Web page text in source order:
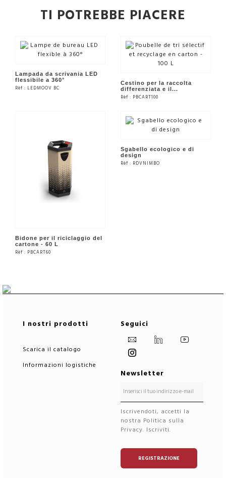
TI POTREBBE PIACERE
Lampada da scrivania LED
flessibile a 360°
Rèf : LEDMOOV BC
VEDERE IL PRODOTTO
Cestino per la raccolta
differenziata e il...
Rèf : PBCART100
Bidone per il riciclaggio del
cartone - 60 L
Rèf : PBCART60
Sgabello ecologico e di
design
Rèf : RDVNIMBO
I nostri prodotti
Scarica il catalogo
Informazioni logistiche
Seguici
Newsletter
Iscrivendoti, accetti la
nostra Politica sulla
Privacy. Iscriviti.
REGISTRAZIONE